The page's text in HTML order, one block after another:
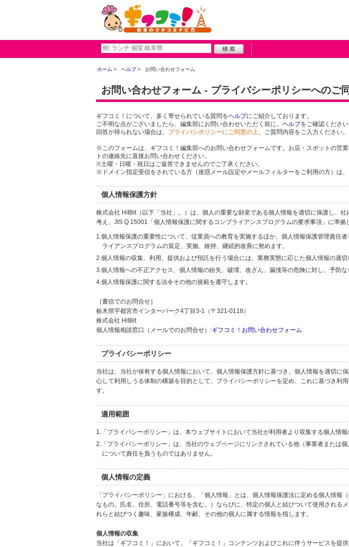
ホーム ヘルプ お問い合わせフォーム
お問い合わせフォーム - プライバシーポリシーへのご
ギフコミ！について、多く寄せられている質問をヘルプにご紹介しております。
ご不明な点がございましたら、編集部にお問い合わせいただく前に、 ヘルプをご確認ください
回答が得られない場合は、 プライバシポリシーにご同意の上、ご質問内容をご入力ください。
※このフォームは、ギフコミ！編集部へのお問い合わせフォームです。お店・スポットの営
トの連絡先に直接お問い合わせください。
※土曜・日曜・祝日はご返答できませんのでご了承ください。
※ドメイン指定受信をされている方（迷惑メール設定やメールフィルターをご利用の方）は
個人情報保護方針
株式会社 HitBit（以下「当社」。）は、個人の重要な財産である個人情報を適切に保護し、
考え、JIS Q 15001「個人情報保護に関するコンプライアンスプログラムの要求事項」に準拠
1.個人情報保護の重要性について、従業員への教育を実施するほか、個人情報保護管理責任
ライアンスプログラムの策定、実施、維持、継続的改善に努めます。
2.個人情報の収集、利用、提供および預託を行う場合には、業務実態に応じた個人情報の適切
3.個人情報への不正アクセス、個人情報の紛失、破壊、改ざん、漏洩等の危険に対し、予防
4.個人情報保護に関する法令その他の規範を遵守します。
［書信でのお問合せ］
栃木県宇都宮市インターパーク4丁目3-1（〒321-0118）
株式会社 HitBit
個人情報相談窓口（メールでのお問合せ）:ギフコミ！お問い合わせフォーム
プライバシーポリシー
当社は、当社が保有する個人情報において、個人情報保護方針に基づき、個人情報を適切に
心して利用しうる体制の構築を目的として、プライバシーポリシーを定め、これに基づき利
す。
適用範囲
1.「プライバシーポリシー」は、本ウェブサイトにおいて当社が利用者より収集する個人情報
2.「プライバシーポリシー」は、当社のウェブページにリンクされている他（事業者または
について責任を負うものではありません。
個人情報の定義
「プライバシーポリシー」における、「個人情報」とは、個人情報保護法に定める個人情報
なもの。氏名、住所、電話番号等を含む。）ならびに、特定の個人と結びついて使用される
れらと結びつく趣味、家族構成、年齢、その他の個人に属する情報を指します。
個人情報の収集
当社は「ギフコミ！」において、「ギフコミ！」コンテンツおよびこれに伴うサービスを提